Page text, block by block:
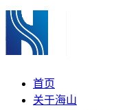
首页
关于海山